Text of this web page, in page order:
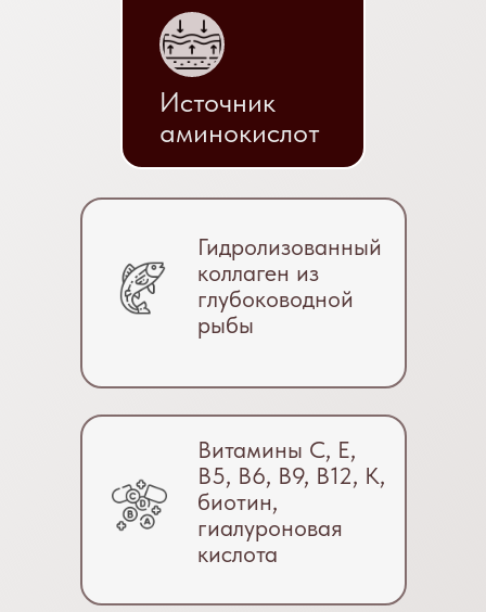
Источник
аминокислот
Витамины C, E,
B5, B6, B9, B12, K,
биотин,
гиалуроновая
кислота
Гидролизованный
коллаген из
глубоководной
рыбы